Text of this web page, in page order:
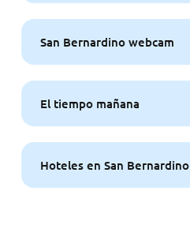
San Bernardino webcam
El tiempo mañana
Hoteles en San Bernardino